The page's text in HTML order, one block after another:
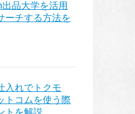
品大学を活用
ーチする方法を
入れでトクモ
トコムを使う際